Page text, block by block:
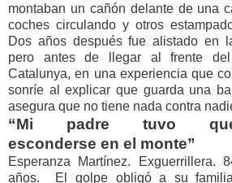
montaban un cañón delante de una
coches circulando y otros
Dos años después fue alistado en
pero antes de llegar al frente
Catalunya, en una experiencia que
sonríe al explicar que guarda una
asegura que no tiene nada contra
“Mi padre tuvo
esconderse en el monte”
Esperanza Martínez. Exguerrillera.
años. El golpe obligó a su